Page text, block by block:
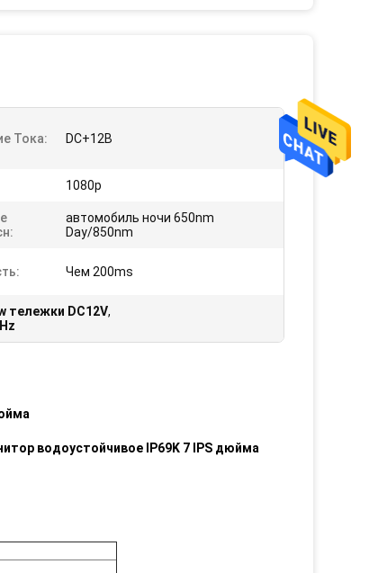
Тока: DC+12В
1080p
автомобиль ночи 650nm
Day/850nm
Чем 200ms
тележки DC12V,
водоустойчивое IP69K 7 IPS дюйма